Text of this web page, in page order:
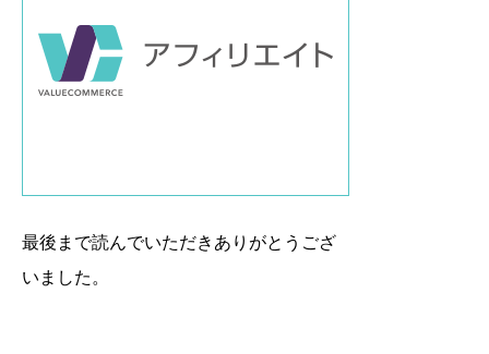
最後まで読んでいただきありがとうござ
いました。